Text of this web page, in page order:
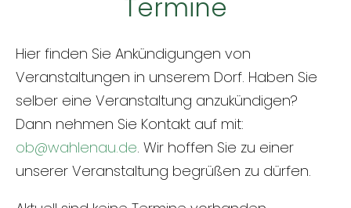
Termine
Hier finden Sie Ankündigungen von
Veranstaltungen in unserem Dorf. Haben Sie
selber eine Veranstaltung anzukündigen?
Dann nehmen Sie Kontakt auf mit:
ob@wahlenau.de. Wir hoffen Sie zu einer
unserer Veranstaltung begrüßen zu dürfen.